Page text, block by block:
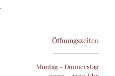
Öffnungszeiten
Montag – Donnerstag